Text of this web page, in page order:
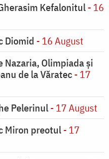
Kefalonitul- 16
Diomid - 16 August
Nazaria, Olimpiada și
de la Văratec- 17
Pelerinul- 17 August
Miron preotul- 17